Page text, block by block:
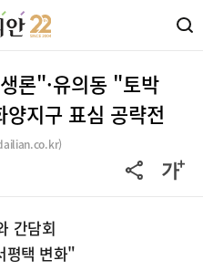
론"·유의동 "토박
지구 표심 공략전
간담회
평택 변화"